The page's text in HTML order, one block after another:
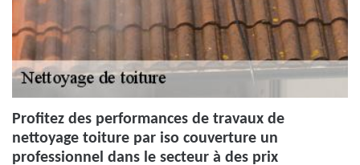
Profitez des performances de travaux de
nettoyage toiture par iso couverture un
professionnel dans le secteur à des prix